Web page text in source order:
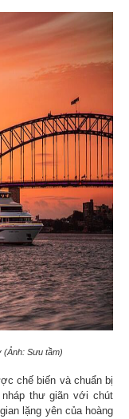
(Ảnh: Sưu tầm)
chế biến và chuẩn bị
thư giãn với chút
lặng yên của hoàng